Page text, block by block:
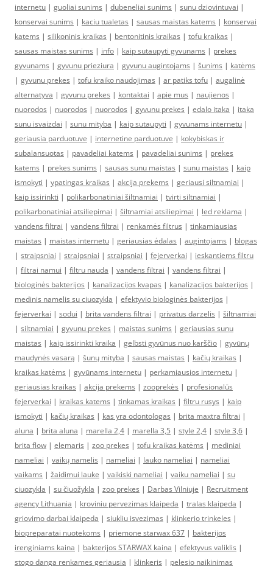
internetu | guoliai sunims | dubeneliai sunims | sunu dziovintuvai |
konservai sunims | kaciu tualetas | sausas maistas katems | konservai
katems | silikoninis kraikas | bentonitinis kraikas | tofu kraikas |
sausas maistas sunims | info | kaip sutaupyti gyvunams | prekes
gyvunams | gyvunu prieziura | gyvunu augintojams | šunims | katėms
| gyvunu prekes | tofu kraiko naudojimas | ar patiks tofu | augalinė
alternatyva | gyvunu prekes | kontaktai | apie mus | naujienos |
nuorodos | nuorodos | nuorodos | gyvunu prekes | edalo itaka | itaka
sunu isvaizdai | sunu mityba | kaip sutaupyti | gyvunams internetu |
geriausia parduotuve | internetine parduotuve | kokybiskas ir
subalansuotas | pavadeliai katems | pavadeliai sunims | prekes
katems | prekes sunims | sausas sunu maistas | sunu maistas | kaip
ismokyti | ypatingas kraikas | akcija prekems | geriausi siltnamiai |
kaip issirinkti | polikarbonatiniai šiltnamiai | tvirti siltnamiai |
polikarbonatiniai atsiliepimai | šiltnamiai atsiliepimai | led reklama |
vandens filtrai | vandens filtrai | renkamės filtrus | tinkamiausias
maistas | maistas internetu | geriausias ėdalas | augintojams | blogas
| straipsniai | straipsniai | straipsniai | fejerverkai | ieskantiems filtru
| filtrai namui | filtru nauda | vandens filtrai | vandens filtrai |
biologinės bakterijos | kanalizacijos kvapas | kanalizacijos bakterijos |
medinis namelis su ciuozykla | efektyvio biologinės bakterijos |
fejerverkai | sodui | brita vandens filtrai | privatus darzelis | šiltnamiai
| siltnamiai | gyvunu prekes | maistas sunims | geriausias sunu
maistas | kaip issirinkti kraika | gelbsti gyvūnus nuo karščio | gyvūnų
maudynės vasarą | šunų mityba | sausas maistas | kačių kraikas |
kraikas katėms | gyvūnams internetu | perkamiausios internetu |
geriausias kraikas | akcija prekems | zooprekės | profesionalūs
fejerverkai | kraikas katems | tinkamas kraikas | filtru rusys | kaip
ismokyti | kačių kraikas | kas yra odontologas | brita maxtra filtrai |
aluna | brita aluna | marella 2,4 | marella 3,5 | style 2,4 | style 3,6 |
brita flow | elemaris | zoo prekes | tofu kraikas katėms | mediniai
nameliai | vaikų namelis | nameliai | lauko nameliai | nameliai
vaikams | žaidimui lauke | vaikiski nameliai | vaiku nameliai | su
ciuozykla | su čiuožykla | zoo prekes | Darbas Vilniuje | Recruitment
agency Lithuania | kroviniu pervezimas klaipeda | tralas klaipeda |
griovimo darbai klaipeda | siukliu isvezimas | klinkerio trinkeles |
biopreparatai nuotekoms | priemone starwax 637 | bakterijos
irenginiams kaina | bakterijos STARWAX kaina | efektyvus valiklis |
stogo danga renkames geriausia | klinkeris | pelesio naikinimas